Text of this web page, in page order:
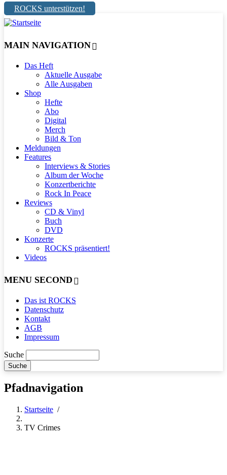
ROCKS unterstützen!
MAIN NAVIGATION
Das Heft
Aktuelle Ausgabe
Alle Ausgaben
Shop
Hefte
Abo
Digital
Merch
Bild & Ton
Meldungen
Features
Interviews & Stories
Album der Woche
Konzertberichte
Rock In Peace
Reviews
CD & Vinyl
Buch
DVD
Konzerte
ROCKS präsentiert!
Videos
MENU SECOND
Das ist ROCKS
Datenschutz
Kontakt
AGB
Impressum
Suche
Pfadnavigation
Startseite /
TV Crimes